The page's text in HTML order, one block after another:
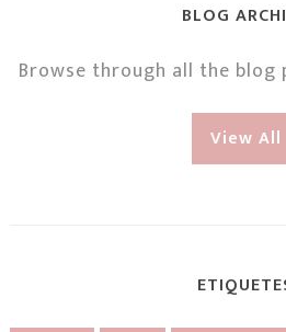
BLOG
Browse through all the blog
View All